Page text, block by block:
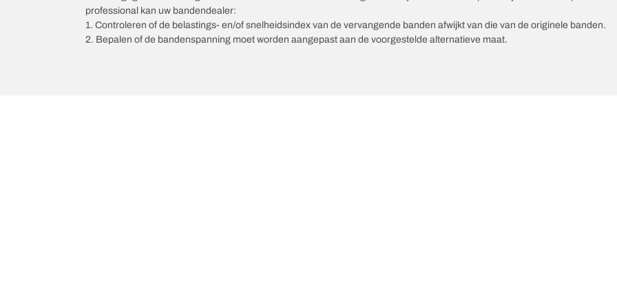
professional kan uw bandendealer:
1. Controleren of de belastings- en/of snelheidsindex van de vervangende banden afwijkt van die van de originele banden.
2. Bepalen of de bandenspanning moet worden aangepast aan de voorgestelde alternatieve maat.